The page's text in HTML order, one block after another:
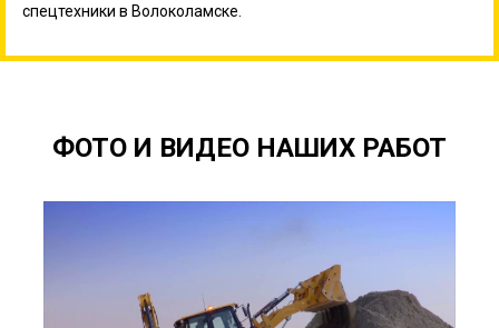
спецтехники в Волоколамске.
ФОТО И ВИДЕО НАШИХ РАБОТ